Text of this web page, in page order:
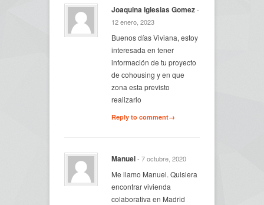
Joaquina Iglesias Gomez-
12 enero, 2023
Buenos días Viviana, estoy
interesada en tener
información de tu proyecto
de cohousing y en que
zona esta previsto
realizarlo
Reply to comment→
Manuel- 7 octubre, 2020
Me llamo Manuel. Quisiera
encontrar vivienda
colaborativa en Madrid